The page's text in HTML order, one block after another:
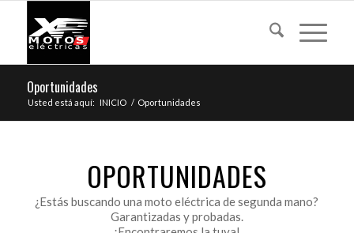
Oportunidades
Usted está aquí: INICIO / Oportunidades
OPORTUNIDADES
¿Estás buscando una moto eléctrica de segunda mano?
Garantizadas y probadas.